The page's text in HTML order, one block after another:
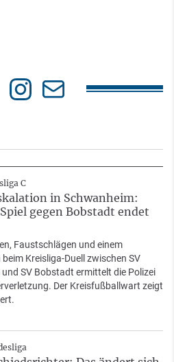
C
in Schwanheim:
gegen Bobstadt endet
Faustschlägen und einem
Kreisliga-Duell zwischen SV
SV Bobstadt ermittelt die Polizei
Der Kreisfußballwart zeigt